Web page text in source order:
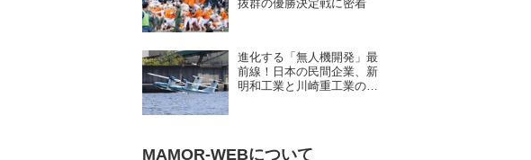
抜群の優勝決定戦に密着
進化する「無人機開発」最
前線！日本の民間企業、新
明和工業と川崎重工業の新
MAMOR-WEBについて